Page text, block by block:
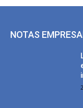
NOTAS